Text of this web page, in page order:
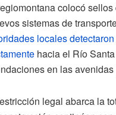
colocó
sistemas de
locales
hacia el Río
en las
legal abarca la